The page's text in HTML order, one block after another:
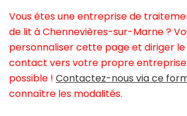
Vous êtes une entreprise de
de lit à Chennevières-sur-Marne ?
personnaliser cette page et diriger
contact vers votre propre entreprise
possible ! Contactez-nous via ce
connaître les modalités.